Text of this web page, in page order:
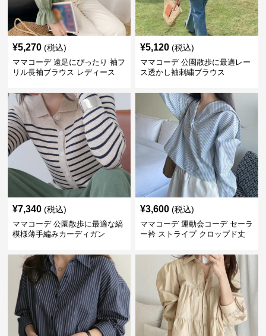
¥5,270 (税込)
ママコーデ 遠足にぴったり 袖フ
リル長袖ブラウス レディース
¥5,120 (税込)
ママコーデ 公園散歩に最適レー
ス透かし袖刺繍ブラウス
¥7,340 (税込)
ママコーデ 公園散歩に最適な縞
模様薄手編みカーディガン
¥3,600 (税込)
ママコーデ 運動会コーデ セーラ
ー衿 ストライプ クロップド丈